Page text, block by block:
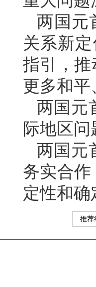
两国元
关系新
指引，
更多和平
两国元
际地区
两国元
务实合
定性和确
推荐